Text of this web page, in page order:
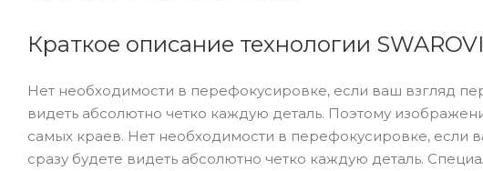
Краткое описание технологии
Нет необходимости в перефокусировке, если ваш взгляд
видеть абсолютно четко каждую деталь. Поэтому
самых краев. Нет необходимости в перефокусировке,
сразу будете видеть абсолютно четко каждую деталь.